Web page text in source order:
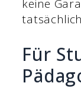
keine
Für